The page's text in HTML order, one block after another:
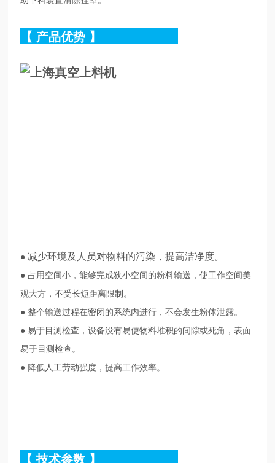
【 产品优势 】
●减少环境及人员对物料的污染，提高洁净度。
● 占用空间小，能够完成狭小空间的粉料输送，使工作空间美
观大方，不受长短距离限制。
● 整个输送过程在密闭的系统内进行，不会发生粉体泄露。
● 易于目测检查，设备没有易使物料堆积的间隙或死角，表面
易于目测检查。
● 降低人工劳动强度，提高工作效率。
【 技术参数 】